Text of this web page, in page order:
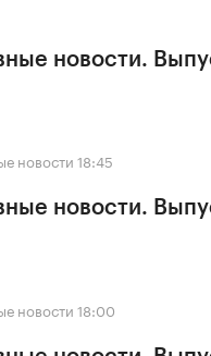
новости.
новости 18:45
новости.
новости 18:00